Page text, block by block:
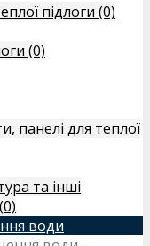
підлоги (0)
(0)
панелі для теплої
та інші
води